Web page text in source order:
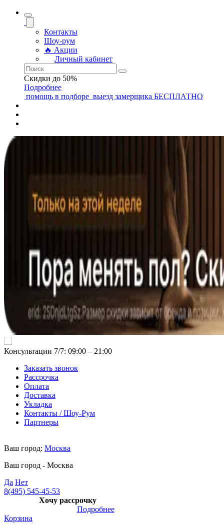
Контакты
Шоу-рум
🔥 Акции
Личный кабинет
Скидки до 50%
Подробнее
помощь в подборе выезд замерщика БЕСПЛАТНО
Консультации 7/7: 09:00 ‒ 21:00
Заказать звонок
Рассрочка
Оплата
Доставка
Укладка
Контакты / Шоу-Рум
Партнеры
Ваш город: Москва
Ваш город - Москва
Да Нет
8(495) 545-45-53
Хочу рассрочку
Подробнее
Корзина